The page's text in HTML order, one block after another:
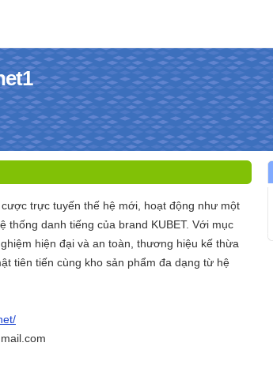
trực tuyến thế hệ mới, hoạt động như một
thống danh tiếng của brand KUBET. Với mục
hiện đại và an toàn, thương hiệu kế thừa
tiên tiến cùng kho sản phẩm đa dạng từ hệ